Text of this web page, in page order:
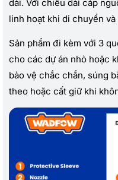
dài. Với chiều dài cáp
linh hoạt khi di chuyển và
Sản phẩm đi kèm với 3
cho các dự án nhỏ hoặc
bảo vệ chắc chắn, súng
theo hoặc cất giữ khi